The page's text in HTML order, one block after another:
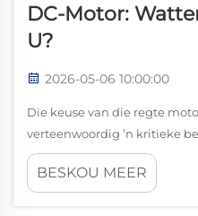
DC-Motor:
U?
2026-05-06 10:00:00
Die keuse van die regte
verteenwoordig ’n kritieke
prestasie, doeltreffendheid,
stelselbetroubaarheid.
BESKOU MEER